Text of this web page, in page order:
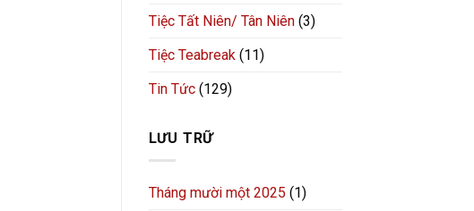
Tiệc Tất Niên/ Tân Niên(3)
Tiệc Teabreak(11)
Tin Tức(129)
LƯU TRỮ
Tháng mười một 2025 (1)